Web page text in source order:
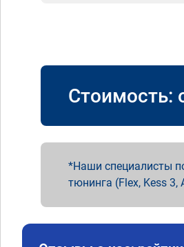
Стоимость:
Наши специалисты
тюнинга (Flex, Kess 3,